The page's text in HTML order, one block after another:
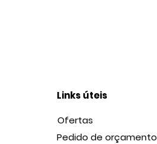
Links úteis
Ofertas
Pedido de orçamento